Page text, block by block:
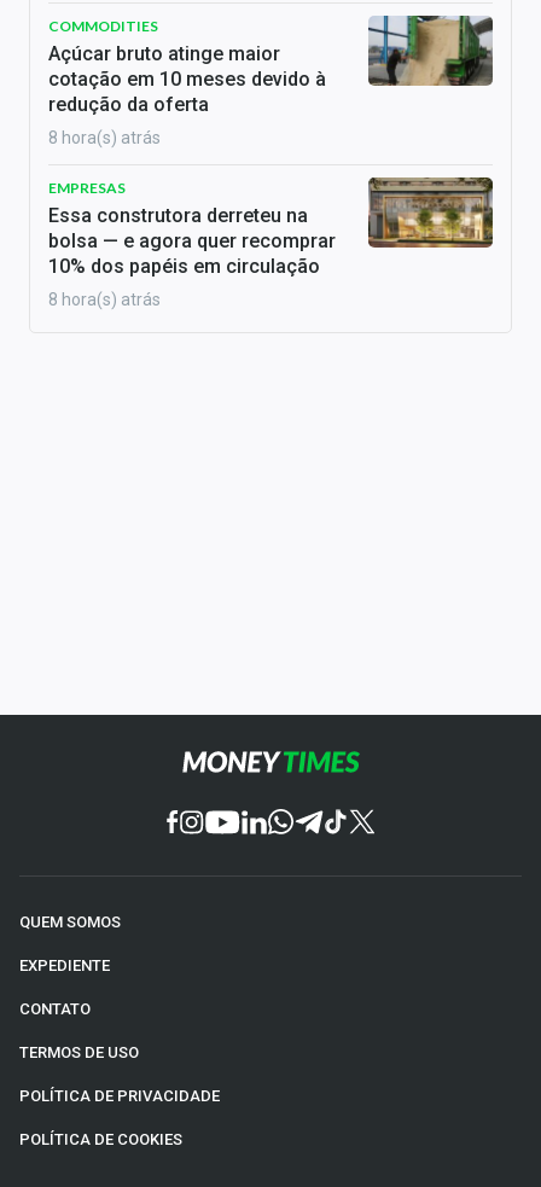
COMMODITIES
Açúcar bruto atinge maior
cotação em 10 meses devido à
redução da oferta
8 hora(s) atrás
EMPRESAS
Essa construtora derreteu na
bolsa — e agora quer recomprar
10% dos papéis em circulação
8 hora(s) atrás
QUEM SOMOS
EXPEDIENTE
CONTATO
TERMOS DE USO
POLÍTICA DE PRIVACIDADE
POLÍTICA DE COOKIES